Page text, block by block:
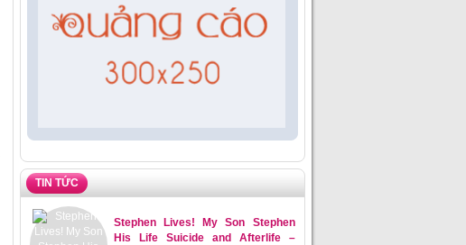
TIN TỨC
Stephen Lives! My Son Stephen
His Life Suicide and Afterlife –